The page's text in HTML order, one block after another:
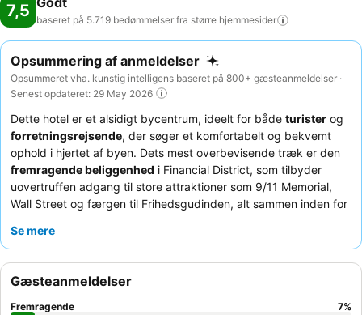
7,5 baseret på 5.719 bedømmelser fra større hjemmesider
Opsummering af anmeldelser
Opsummeret vha. kunstig intelligens baseret på 800+ gæsteanmeldelser ·
Senest opdateret: 29 May 2026
Dette hotel er et alsidigt bycentrum, ideelt for både turister og
forretningsrejsende, der søger et komfortabelt og bekvemt
ophold i hjertet af byen. Dets mest overbevisende træk er den
fremragende beliggenhed i Financial District, som tilbyder
uovertruffen adgang til store attraktioner som 9/11 Memorial,
Wall Street og færgen til Frihedsgudinden, alt sammen inden for
komfortable og rolige værelser med særligt
kendt for deres effektivitet og lokale anbefalinger. For et mere
behageligt ophold kan du overveje at anmode om et værelse på
Se mere
Gæsteanmeldelser
Fremragende 7%